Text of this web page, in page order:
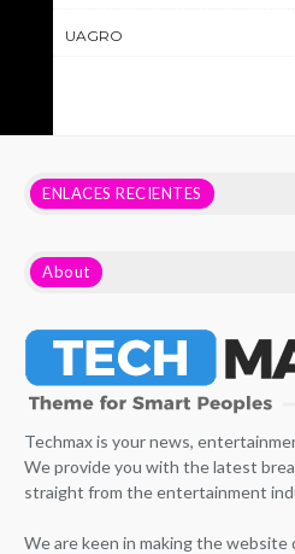
UAGRO
ENLACES RECIENTES
About
Techmax is your news,
We provide you with the latest
straight from the entertainment
We are keen in making the website